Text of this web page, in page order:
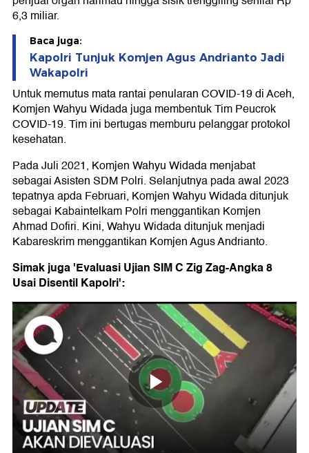
6,3 miliar.
Baca juga:
Kapolri Tunjuk Komjen Agus Andrianto Jadi
Wakapolri
Untuk memutus mata rantai penularan COVID-19 di Aceh,
Komjen Wahyu Widada juga membentuk Tim Peucrok
COVID-19. Tim ini bertugas memburu pelanggar protokol
kesehatan.
Pada Juli 2021, Komjen Wahyu Widada menjabat
sebagai Asisten SDM Polri. Selanjutnya pada awal 2023
tepatnya apda Februari, Komjen Wahyu Widada ditunjuk
sebagai Kabaintelkam Polri menggantikan Komjen
Ahmad Dofiri. Kini, Wahyu Widada ditunjuk menjadi
Kabareskrim menggantikan Komjen Agus Andrianto.
Simak juga 'Evaluasi Ujian SIM C Zig Zag-Angka 8
Usai Disentil Kapolri':